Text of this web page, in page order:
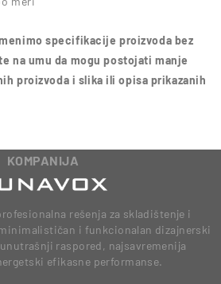
specifikacije proizvoda bez
na umu da mogu postojati manje
proizvoda i slika ili opisa prikazanih
KOMPANIJA
rešenja za skladištenje i
i funkcionalan dizajnerski
raspored, najsavremenija
efikasne performanse.